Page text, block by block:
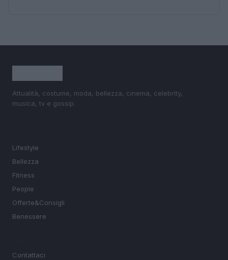
Attualità, costume, moda, bellezza, cinema, celebrity,
musica, tv e gossip.
Lifestyle
Bellezza
Fitness
People
Offerte&Consigli
Benessere
Contattaci